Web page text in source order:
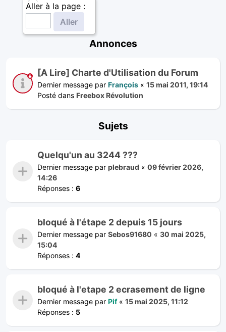
Aller à la page :
Annonces
[A Lire] Charte d'Utilisation du Forum
Dernier message par François « 15 mai 2011, 19:14
Posté dans Freebox Révolution
Sujets
Quelqu'un au 3244 ???
Dernier message par plebraud « 09 février 2026,
14:26
Réponses : 6
bloqué à l'étape 2 depuis 15 jours
Dernier message par Sebos91680 « 30 mai 2025,
15:04
Réponses : 4
bloqué à l'etape 2 ecrasement de ligne
Dernier message par Pif« 15 mai 2025, 11:12
Réponses : 5